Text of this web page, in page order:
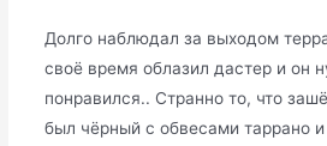
Долго наблюдал за выходом
своё время облазил дастер и он
понравился.. Странно то, что
был чёрный с обвесами таррано и